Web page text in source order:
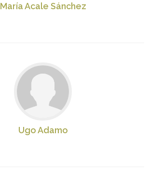
María Acale Sánchez
Ugo Adamo